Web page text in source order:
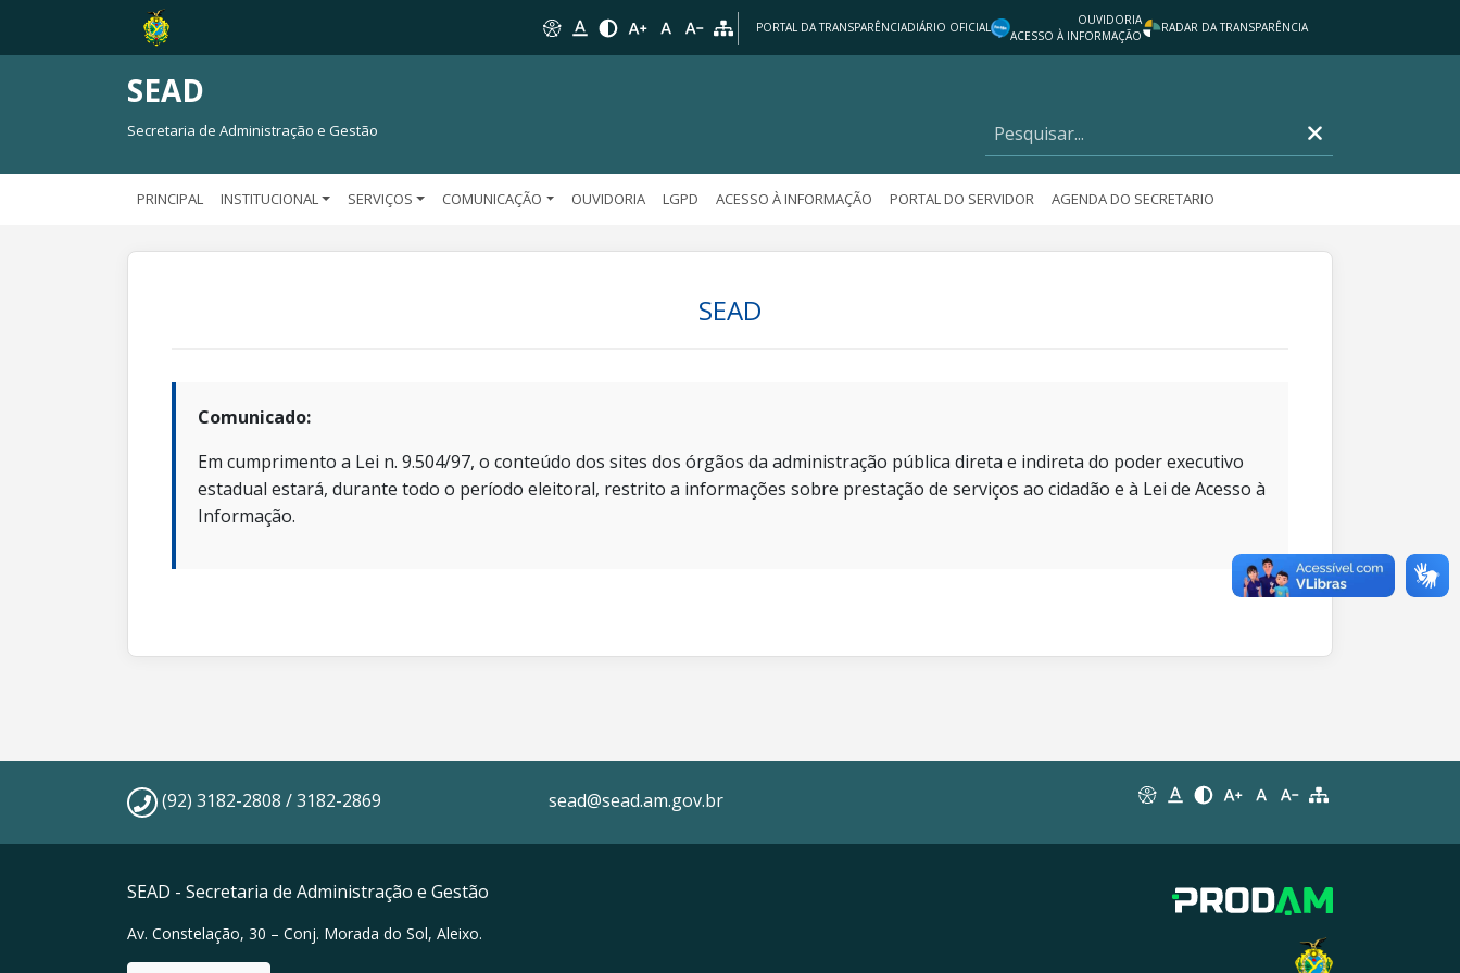
PORTAL DA TRANSPARÊNCIADIÁRIO OFICIAL
OUVIDORIA
ACESSO À INFORMAÇÃO
RADAR DA TRANSPARÊNCIA
SEAD
Secretaria de Administração e Gestão
PRINCIPAL INSTITUCIONAL SERVIÇOS COMUNICAÇÃO OUVIDORIA LGPD ACESSO À INFORMAÇÃO PORTAL DO SERVIDOR AGENDA DO SECRETARIO
SEAD
Comunicado:
Em cumprimento a Lei n. 9.504/97, o conteúdo dos sites dos órgãos da administração pública direta e indireta do poder executivo
estadual estará, durante todo o período eleitoral, restrito a informações sobre prestação de serviços ao cidadão e à Lei de Acesso à
Informação.
(92) 3182-2808 / 3182-2869 sead@sead.am.gov.br
SEAD - Secretaria de Administração e Gestão
Av. Constelação, 30 – Conj. Morada do Sol, Aleixo.